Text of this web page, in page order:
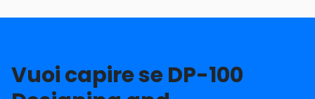
Vuoi capire se DP-100